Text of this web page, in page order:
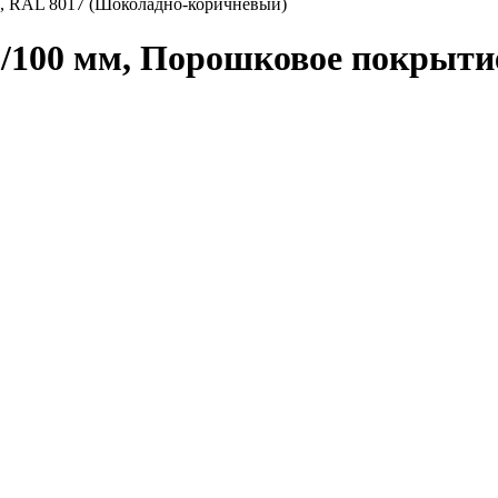
100 мм, Порошковое